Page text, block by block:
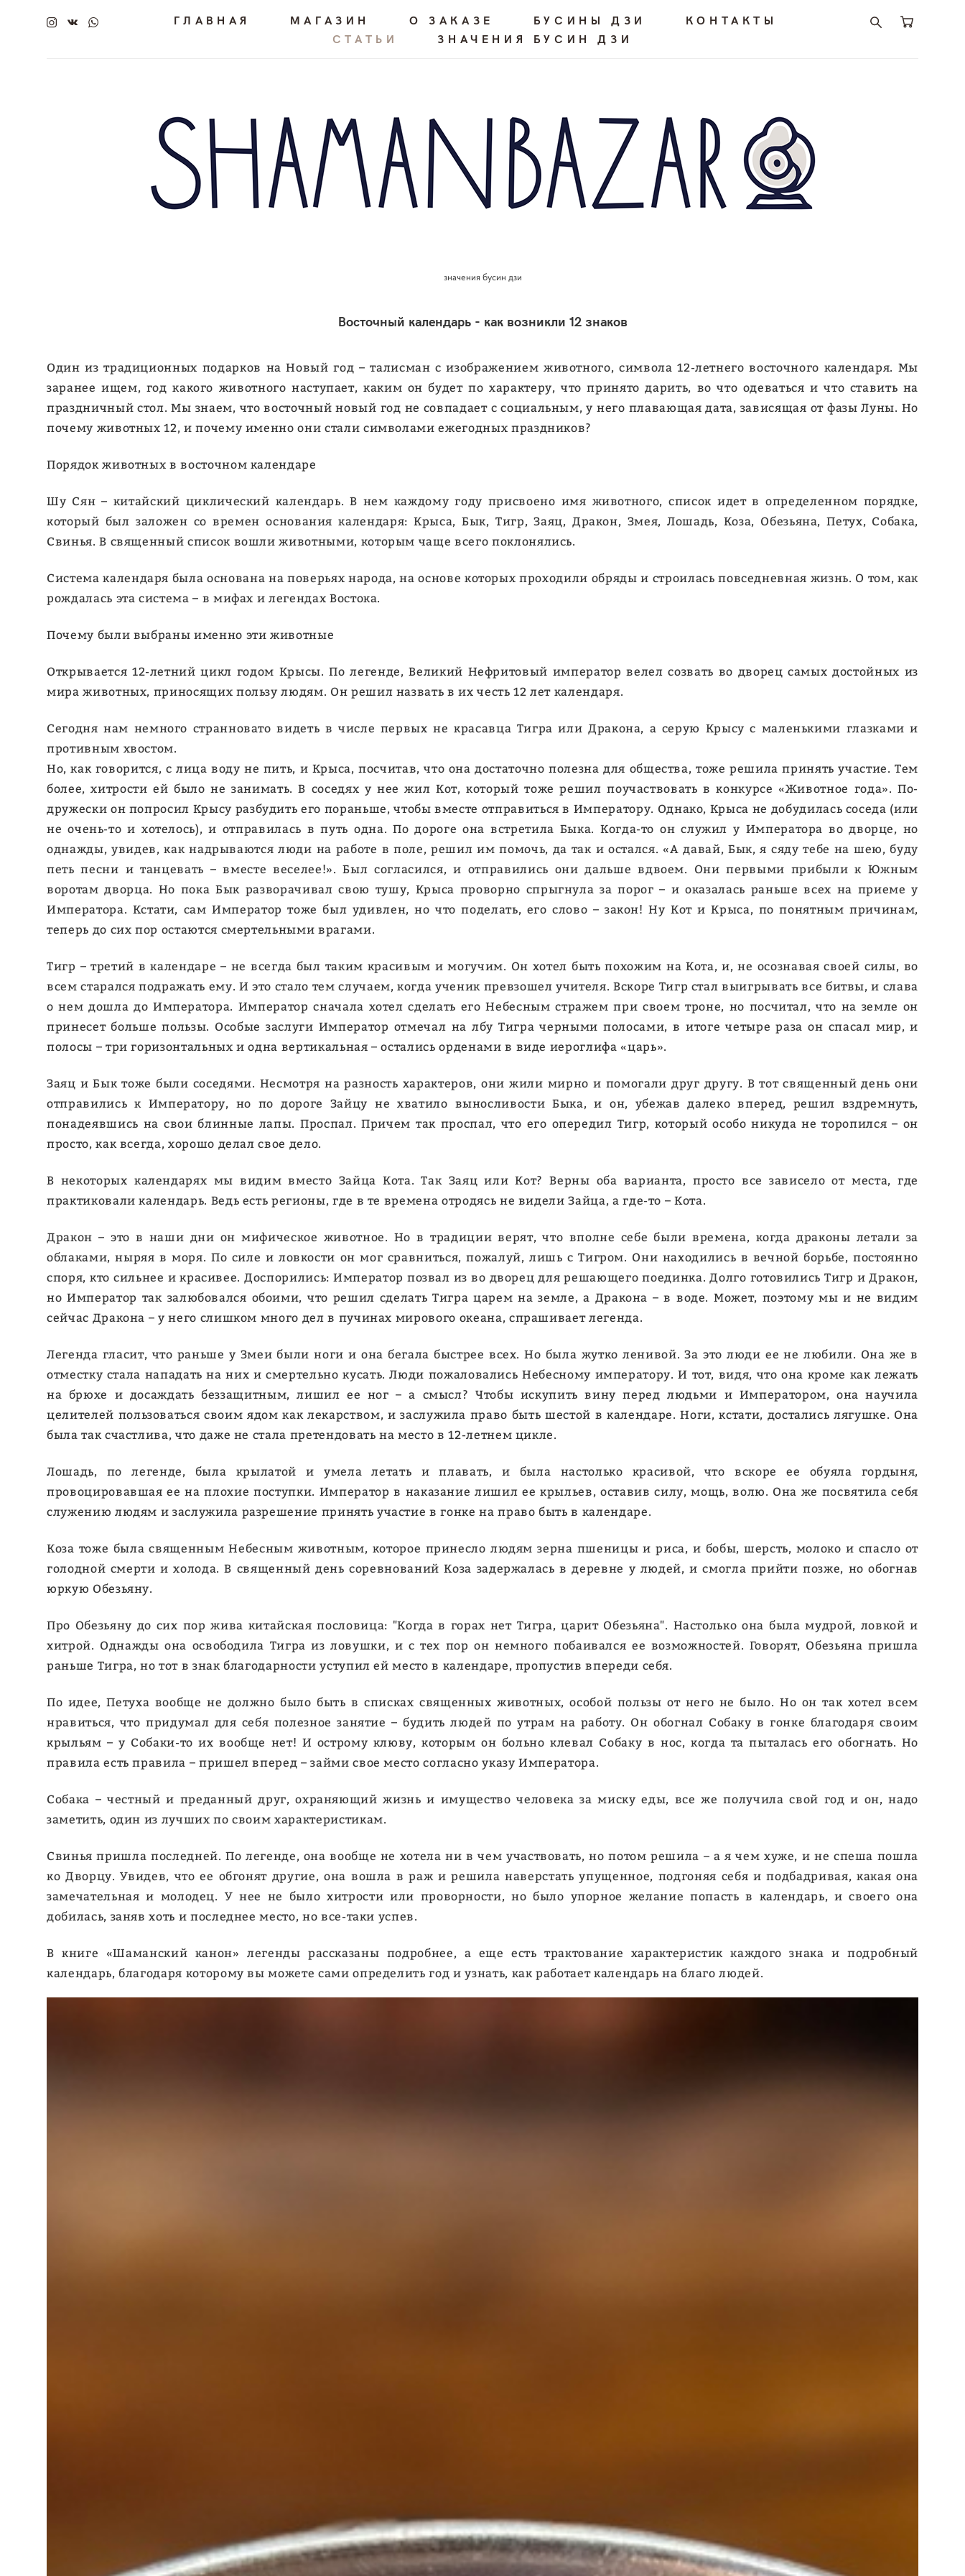
ГЛАВНАЯ МАГАЗИН О ЗАКАЗЕ БУСИНЫ ДЗИ
КОНТАКТЫ
СТАТЬИ
ЗНАЧЕНИЯ БУСИН ДЗИ
значения бусин дзи
Восточный календарь - как возникли 12 знаков
Один из традиционных подарков на Новый год – талисман с изображением животного, символа 12-летнего восточного календаря. Мы
заранее ищем, год какого животного наступает, каким он будет по характеру, что принято дарить, во что одеваться и что ставить на
праздничный стол. Мы знаем, что восточный новый год не совпадает с социальным, у него плавающая дата, зависящая от фазы Луны. Но
почему животных 12, и почему именно они стали символами ежегодных праздников?
Порядок животных в восточном календаре
Шу Сян – китайский циклический календарь. В нем каждому году присвоено имя животного, список идет в определенном порядке,
который был заложен со времен основания календаря: Крыса, Бык, Тигр, Заяц, Дракон, Змея, Лошадь, Коза, Обезьяна, Петух, Собака,
Свинья. В священный список вошли животными, которым чаще всего поклонялись.
Система календаря была основана на поверьях народа, на основе которых проходили обряды и строилась повседневная жизнь. О том, как
рождалась эта система – в мифах и легендах Востока.
Почему были выбраны именно эти животные
Открывается 12-летний цикл годом Крысы. По легенде, Великий Нефритовый император велел созвать во дворец самых достойных из
мира животных, приносящих пользу людям. Он решил назвать в их честь 12 лет календаря.
Сегодня нам немного странновато видеть в числе первых не красавца Тигра или Дракона, а серую Крысу с маленькими глазками и
противным хвостом.
Но, как говорится, с лица воду не пить, и Крыса, посчитав, что она достаточно полезна для общества, тоже решила принять участие. Тем
более, хитрости ей было не занимать. В соседях у нее жил Кот, который тоже решил поучаствовать в конкурсе «Животное года». По-
дружески он попросил Крысу разбудить его пораньше, чтобы вместе отправиться в Императору. Однако, Крыса не добудилась соседа (или
не очень-то и хотелось), и отправилась в путь одна. По дороге она встретила Быка. Когда-то он служил у Императора во дворце, но
однажды, увидев, как надрываются люди на работе в поле, решил им помочь, да так и остался. «А давай, Бык, я сяду тебе на шею, буду
петь песни и танцевать – вместе веселее!». Был согласился, и отправились они дальше вдвоем. Они первыми прибыли к Южным
воротам дворца. Но пока Бык разворачивал свою тушу, Крыса проворно спрыгнула за порог – и оказалась раньше всех на приеме у
Императора. Кстати, сам Император тоже был удивлен, но что поделать, его слово – закон! Ну Кот и Крыса, по понятным причинам,
теперь до сих пор остаются смертельными врагами.
Тигр – третий в календаре – не всегда был таким красивым и могучим. Он хотел быть похожим на Кота, и, не осознавая своей силы, во
всем старался подражать ему. И это стало тем случаем, когда ученик превзошел учителя. Вскоре Тигр стал выигрывать все битвы, и слава
о нем дошла до Императора. Император сначала хотел сделать его Небесным стражем при своем троне, но посчитал, что на земле он
принесет больше пользы. Особые заслуги Император отмечал на лбу Тигра черными полосами, в итоге четыре раза он спасал мир, и
полосы – три горизонтальных и одна вертикальная – остались орденами в виде иероглифа «царь».
Заяц и Бык тоже были соседями. Несмотря на разность характеров, они жили мирно и помогали друг другу. В тот священный день они
отправились к Императору, но по дороге Зайцу не хватило выносливости Быка, и он, убежав далеко вперед, решил вздремнуть,
понадеявшись на свои блинные лапы. Проспал. Причем так проспал, что его опередил Тигр, который особо никуда не торопился – он
просто, как всегда, хорошо делал свое дело.
В некоторых календарях мы видим вместо Зайца Кота. Так Заяц или Кот? Верны оба варианта, просто все зависело от места, где
практиковали календарь. Ведь есть регионы, где в те времена отродясь не видели Зайца, а где-то – Кота.
Дракон – это в наши дни он мифическое животное. Но в традиции верят, что вполне себе были времена, когда драконы летали за
облаками, ныряя в моря. По силе и ловкости он мог сравниться, пожалуй, лишь с Тигром. Они находились в вечной борьбе, постоянно
споря, кто сильнее и красивее. Доспорились: Император позвал из во дворец для решающего поединка. Долго готовились Тигр и Дракон,
но Император так залюбовался обоими, что решил сделать Тигра царем на земле, а Дракона – в воде. Может, поэтому мы и не видим
сейчас Дракона – у него слишком много дел в пучинах мирового океана, спрашивает легенда.
Легенда гласит, что раньше у Змеи были ноги и она бегала быстрее всех. Но была жутко ленивой. За это люди ее не любили. Она же в
отместку стала нападать на них и смертельно кусать. Люди пожаловались Небесному императору. И тот, видя, что она кроме как лежать
на брюхе и досаждать беззащитным, лишил ее ног – а смысл? Чтобы искупить вину перед людьми и Императором, она научила
целителей пользоваться своим ядом как лекарством, и заслужила право быть шестой в календаре. Ноги, кстати, достались лягушке. Она
была так счастлива, что даже не стала претендовать на место в 12-летнем цикле.
Лошадь, по легенде, была крылатой и умела летать и плавать, и была настолько красивой, что вскоре ее обуяла гордыня,
провоцировавшая ее на плохие поступки. Император в наказание лишил ее крыльев, оставив силу, мощь, волю. Она же посвятила себя
служению людям и заслужила разрешение принять участие в гонке на право быть в календаре.
Коза тоже была священным Небесным животным, которое принесло людям зерна пшеницы и риса, и бобы, шерсть, молоко и спасло от
голодной смерти и холода. В священный день соревнований Коза задержалась в деревне у людей, и смогла прийти позже, но обогнав
юркую Обезьяну.
Про Обезьяну до сих пор жива китайская пословица: "Когда в горах нет Тигра, царит Обезьяна". Настолько она была мудрой, ловкой и
хитрой. Однажды она освободила Тигра из ловушки, и с тех пор он немного побаивался ее возможностей. Говорят, Обезьяна пришла
раньше Тигра, но тот в знак благодарности уступил ей место в календаре, пропустив впереди себя.
По идее, Петуха вообще не должно было быть в списках священных животных, особой пользы от него не было. Но он так хотел всем
нравиться, что придумал для себя полезное занятие – будить людей по утрам на работу. Он обогнал Собаку в гонке благодаря своим
крыльям – у Собаки-то их вообще нет! И острому клюву, которым он больно клевал Собаку в нос, когда та пыталась его обогнать. Но
правила есть правила – пришел вперед – займи свое место согласно указу Императора.
Собака – честный и преданный друг, охраняющий жизнь и имущество человека за миску еды, все же получила свой год и он, надо
заметить, один из лучших по своим характеристикам.
Свинья пришла последней. По легенде, она вообще не хотела ни в чем участвовать, но потом решила – а я чем хуже, и не спеша пошла
ко Дворцу. Увидев, что ее обгонят другие, она вошла в раж и решила наверстать упущенное, подгоняя себя и подбадривая, какая она
замечательная и молодец. У нее не было хитрости или проворности, но было упорное желание попасть в календарь, и своего она
добилась, заняв хоть и последнее место, но все-таки успев.
В книге «Шаманский канон» легенды рассказаны подробнее, а еще есть трактование характеристик каждого знака и подробный
календарь, благодаря которому вы можете сами определить год и узнать, как работает календарь на благо людей.